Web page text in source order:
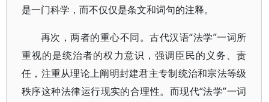
是一门科学，而不仅仅是条文和词句的注释。
再次，两者的重心不同。古代汉语“法学”一词所
重视的是统治者的权力意识，强调臣民的义务、责
任，注重从理论上阐明封建君主专制统治和宗法等级
秩序这种法律运行现实的合理性。而现代“法学”一词